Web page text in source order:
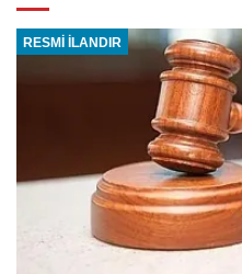
RESMİ İLANDIR